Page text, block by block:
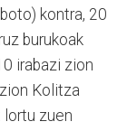
kontra, 20
burukoak
irabazi zion
Kolitza
lortu zuen